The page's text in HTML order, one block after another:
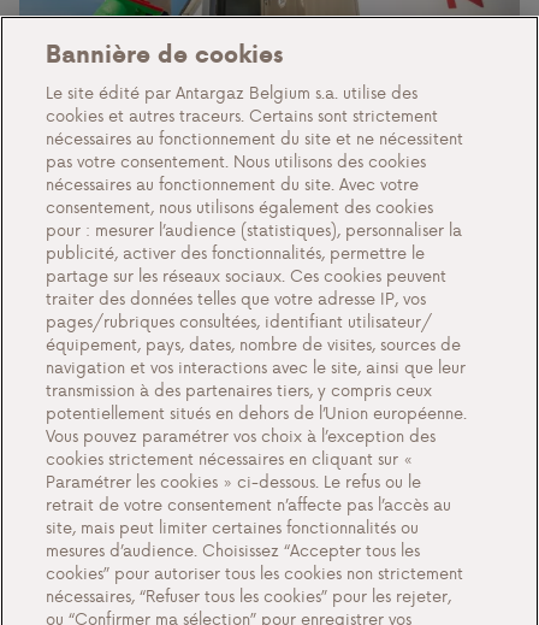
Questions ou commentaires?
Contactez nous
Contact
Nos services
Gaz en citernes
Gaz en bouteille
Points de vente de bouteilles de gaz
Bannière de cookies
Le site édité par Antargaz Belgium s.a. utilise des
cookies et autres traceurs. Certains sont strictement
nécessaires au fonctionnement du site et ne nécessitent
pas votre consentement. Nous utilisons des cookies
nécessaires au fonctionnement du site. Avec votre
consentement, nous utilisons également des cookies
pour : mesurer l’audience (statistiques), personnaliser la
publicité, activer des fonctionnalités, permettre le
partage sur les réseaux sociaux. Ces cookies peuvent
traiter des données telles que votre adresse IP, vos
pages/rubriques consultées, identifiant utilisateur/
équipement, pays, dates, nombre de visites, sources de
navigation et vos interactions avec le site, ainsi que leur
transmission à des partenaires tiers, y compris ceux
potentiellement situés en dehors de l’Union européenne.
Vous pouvez paramétrer vos choix à l’exception des
cookies strictement nécessaires en cliquant sur «
Paramétrer les cookies » ci-dessous. Le refus ou le
retrait de votre consentement n’affecte pas l’accès au
site, mais peut limiter certaines fonctionnalités ou
mesures d’audience. Choisissez “Accepter tous les
cookies” pour autoriser tous les cookies non strictement
nécessaires, “Refuser tous les cookies” pour les rejeter,
ou “Confirmer ma sélection” pour enregistrer vos